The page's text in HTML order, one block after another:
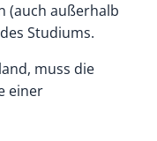
(auch außerhalb
Studiums.
muss die
einer